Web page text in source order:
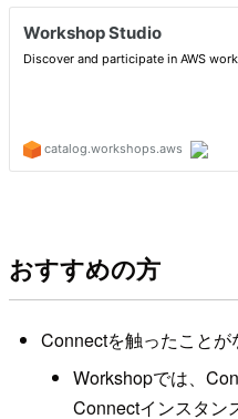
おすすめの方
Connectを触ったことが
Workshopでは、
Connectインスタン